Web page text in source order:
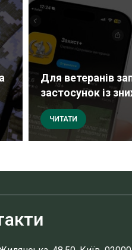
Для ветеранів
застосунок із
ЧИТАТИ